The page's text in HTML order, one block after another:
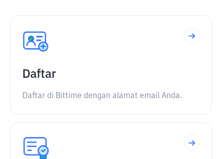
Daftar
Daftar di Bittime dengan alamat email Anda.